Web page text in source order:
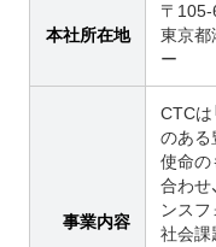
本社所在地
〒
東京都
ー
事業内容
CTCは
のある
使命の
合わせ
ンスフ
社会課